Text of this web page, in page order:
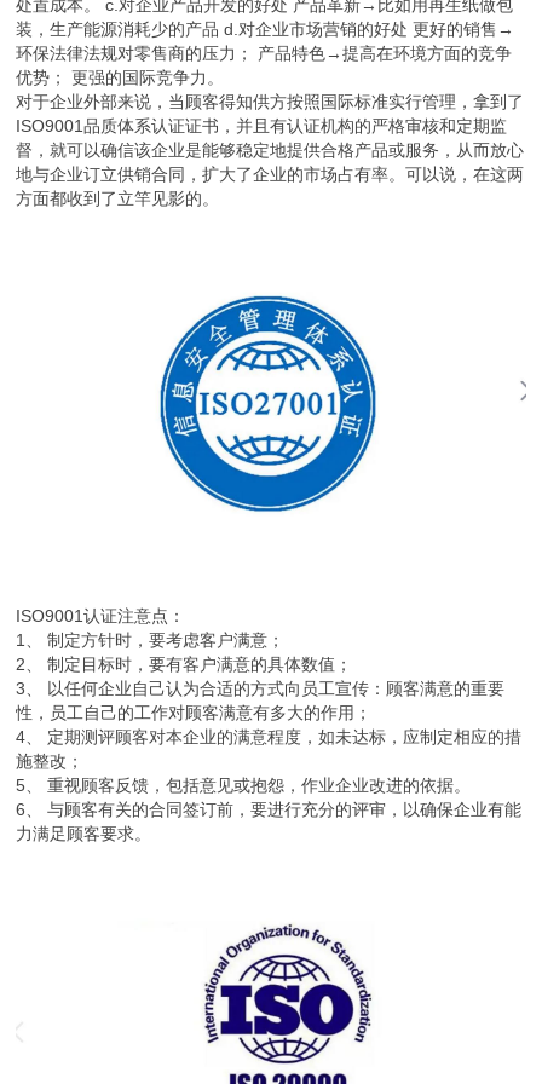
处置成本。 c.对企业产品开发的好处 产品革新→比如用再生纸做包
装，生产能源消耗少的产品 d.对企业市场营销的好处 更好的销售→
环保法律法规对零售商的压力； 产品特色→提高在环境方面的竞争
优势； 更强的国际竞争力。
对于企业外部来说，当顾客得知供方按照国际标准实行管理，拿到了
ISO9001品质体系认证证书，并且有认证机构的严格审核和定期监
督，就可以确信该企业是能够稳定地提供合格产品或服务，从而放心
地与企业订立供销合同，扩大了企业的市场占有率。可以说，在这两
方面都收到了立竿见影的。
ISO9001认证注意点：
1、 制定方针时，要考虑客户满意；
2、 制定目标时，要有客户满意的具体数值；
3、 以任何企业自己认为合适的方式向员工宣传：顾客满意的重要
性，员工自己的工作对顾客满意有多大的作用；
4、 定期测评顾客对本企业的满意程度，如未达标，应制定相应的措
施整改；
5、 重视顾客反馈，包括意见或抱怨，作业企业改进的依据。
6、 与顾客有关的合同签订前，要进行充分的评审，以确保企业有能
力满足顾客要求。